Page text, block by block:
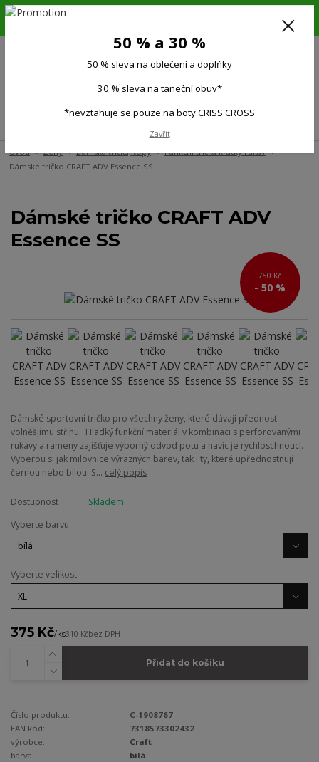
6.-16.8.26. DOVOLENÁ !!! 50 % SLEVA na všechno oblečení a doplňky !!!
(Po-Pá 9:00-15.00)
Úvod Ženy Dámská trička, topy
Funkční trička krátký rukáv
Dámské tričko CRAFT ADV Essence SS
Dámské tričko CRAFT ADV
Essence SS
750 Kč
- 50 %
Dámské sportovní tričko pro všechny ženy, které dávají přednost
volněšjímu střihu. Hladký funkční materiál v kombinaci s perforovanými
rukávy a rameny zajišťuje výborný odvod potu a navíc je rychloschnoucí.
Vyberou si jak milovnice výrazných barev, tak i ty, které upřednostnují
černou nebo bílou. S... celý popis
Dostupnost
Skladem
Vyberte barvu
Vyberte velikost
375 Kč/ks310 Kčbez DPH
Přidat do košíku
Číslo produktu:
C-1908767
EAN kód:
7318573302432
výrobce:
Craft
barva:
bílá
50 % a 30 %
50 % sleva na oblečení a doplňky
30 % sleva na taneční obuv*
*nevztahuje se pouze na boty CRISS CROSS
Zavřít